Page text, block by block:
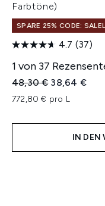
Farbtöne)
SPARE 25% CODE:
4.7 (37)
1 von 37
Unverbindliche
48,30 € Aktueller
38,64 €
772,80 € pro L
IN DEN